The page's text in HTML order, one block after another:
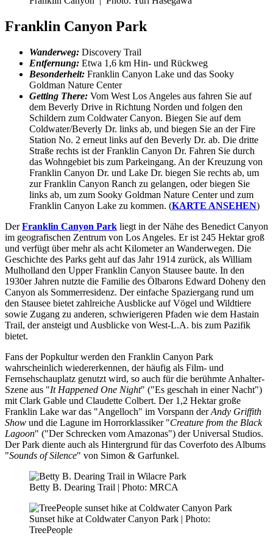
Franklin Canyon Park
Wanderweg: Discovery Trail
Entfernung: Etwa 1,6 km Hin- und Rückweg
Besonderheit: Franklin Canyon Lake und das Sooky
Goldman Nature Center
Getting There: Vom West Los Angeles aus fahren Sie auf
dem Beverly Drive in Richtung Norden und folgen den
Schildern zum Coldwater Canyon. Biegen Sie auf dem
Coldwater/Beverly Dr. links ab, und biegen Sie an der Fire
Station No. 2 erneut links auf den Beverly Dr. ab. Die dritte
Straße rechts ist der Franklin Canyon Dr. Fahren Sie durch
das Wohngebiet bis zum Parkeingang. An der Kreuzung von
Franklin Canyon Dr. und Lake Dr. biegen Sie rechts ab, um
zur Franklin Canyon Ranch zu gelangen, oder biegen Sie
links ab, um zum Sooky Goldman Nature Center und zum
Franklin Canyon Lake zu kommen. (KARTE ANSEHEN)
DerFranklin Canyon Park liegt in der Nähe des Benedict Canyon
im geografischen Zentrum von Los Angeles. Er ist 245 Hektar groß
und verfügt über mehr als acht Kilometer an Wanderwegen. Die
Geschichte des Parks geht auf das Jahr 1914 zurück, als William
Mulholland den Upper Franklin Canyon Stausee baute. In den
1930er Jahren nutzte die Familie des Ölbarons Edward Doheny den
Canyon als Sommerresidenz. Der einfache Spaziergang rund um
den Stausee bietet zahlreiche Ausblicke auf Vögel und Wildtiere
sowie Zugang zu anderen, schwierigeren Pfaden wie dem Hastain
Trail, der ansteigt und Ausblicke von West-L.A. bis zum Pazifik
bietet.
Fans der Popkultur werden den Franklin Canyon Park
wahrscheinlich wiedererkennen, der häufig als Film- und
Fernsehschauplatz genutzt wird, so auch für die berühmte Anhalter-
Szene aus "It Happened One Night" ("Es geschah in einer Nacht")
mit Clark Gable und Claudette Colbert. Der 1,2 Hektar große
Franklin Lake war das "Angelloch" im Vorspann derAndy Griffith
Show und die Lagune im Horrorklassiker "Creature from the Black
Lagoon" ("Der Schrecken vom Amazonas") der Universal Studios.
Der Park diente auch als Hintergrund für das Coverfoto des Albums
"Sounds of Silence" von Simon & Garfunkel.
Betty B. Dearing Trail | Photo: MRCA
Sunset hike at Coldwater Canyon Park | Photo:
TreePeople